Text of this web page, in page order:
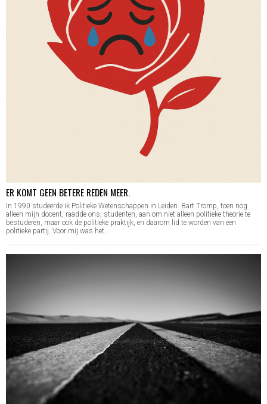
ER KOMT GEEN BETERE REDEN MEER.
In 1990 studeerde ik Politieke Wetenschappen in Leiden. Bart Tromp, toen nog
alleen mijn docent, raadde ons, studenten, aan om niet alleen politieke theorie te
bestuderen, maar ook de politieke praktijk, en daarom lid te worden van een
politieke partij. Voor mij was het…